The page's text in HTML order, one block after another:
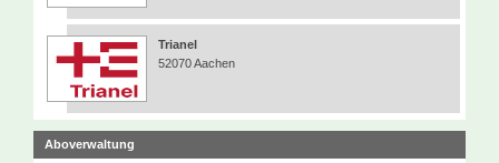
Trianel
52070 Aachen
Aboverwaltung